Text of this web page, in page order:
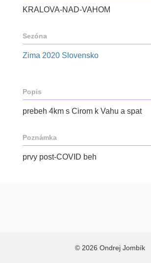
KRALOVA-NAD-VAHOM
Sezóna
Zima 2020 Slovensko
Popis
prebeh 4km s Cirom k Vahu a spat
Poznámka
prvy post-COVID beh
© 2026 Ondrej Jombík